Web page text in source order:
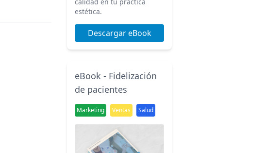
calidad en tu práctica
estética.
Descargar eBook
eBook - Fidelización
de pacientes
Marketing Ventas Salud